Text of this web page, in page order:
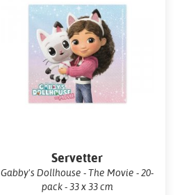
Servetter
Gabby's Dollhouse - The Movie - 20-
pack - 33 x 33 cm